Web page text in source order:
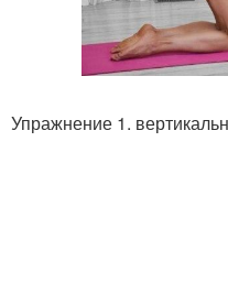
Упражнение 1.